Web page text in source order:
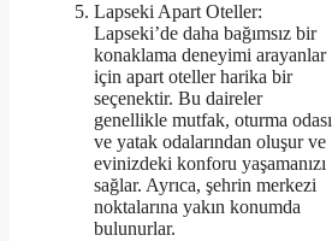
Lapseki Apart Oteller:
Lapseki’de daha bağımsız bir
konaklama deneyimi arayanlar
için apart oteller harika bir
seçenektir. Bu daireler
genellikle mutfak, oturma odası
ve yatak odalarından oluşur ve
evinizdeki konforu yaşamanızı
sağlar. Ayrıca, şehrin merkezi
noktalarına yakın konumda
bulunurlar.